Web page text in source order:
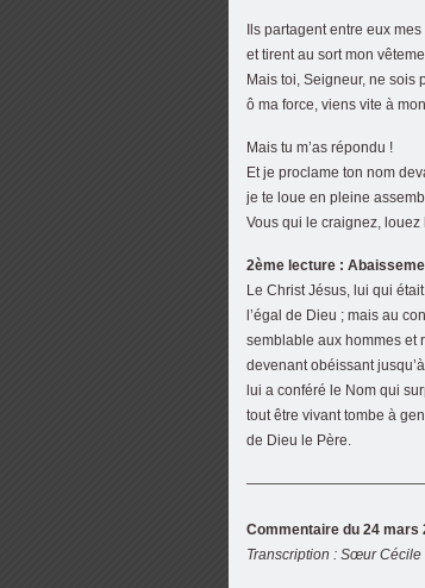
Ils partagent entre eux
et tirent au sort mon
Mais toi, Seigneur, ne sois
ô ma force, viens vite à
Mais tu m’as répondu !
Et je proclame ton nom
je te loue en pleine
Vous qui le craignez, louez
2ème lecture :
Le Christ Jésus, lui qui
l’égal de Dieu ; mais au
semblable aux hommes et
devenant obéissant
lui a conféré le Nom qui
tout être vivant tombe à
de Dieu le Père.
Commentaire du 24 mars
Transcription : Sœur Cécile